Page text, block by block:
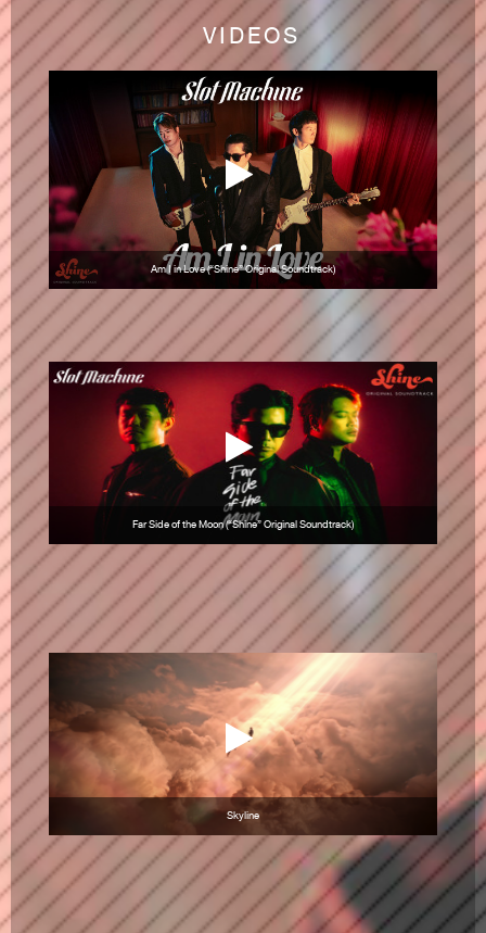
Machine ในการพัฒนาซาวด์ใหม่ ๆ และขยายฐานผู้ฟังทั่วโลก
VIDEOS
Am I in Love (“Shine” Original Soundtrack)
Far Side of the Moon (“Shine” Original Soundtrack)
Skyline